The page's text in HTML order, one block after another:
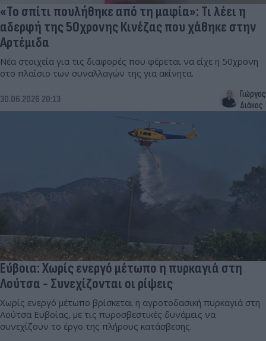
«Το σπίτι πουλήθηκε από τη μαφία»: Τι λέει η
αδερφή της 50χρονης Κινέζας που χάθηκε στην
Αρτέμιδα
Νέα στοιχεία για τις διαφορές που φέρεται να είχε η 50χρονη
στο πλαίσιο των συναλλαγών της για ακίνητα.
30.06.2026 20:13
Γιώργος
Διάκος
Εύβοια: Χωρίς ενεργό μέτωπο η πυρκαγιά στη
Λούτσα - Συνεχίζονται οι ρίψεις
Χωρίς ενεργό μέτωπο βρίσκεται η αγροτοδασική πυρκαγιά στη
Λούτσα Ευβοίας, με τις πυροσβεστικές δυνάμεις να
συνεχίζουν το έργο της πλήρους κατάσβεσης.